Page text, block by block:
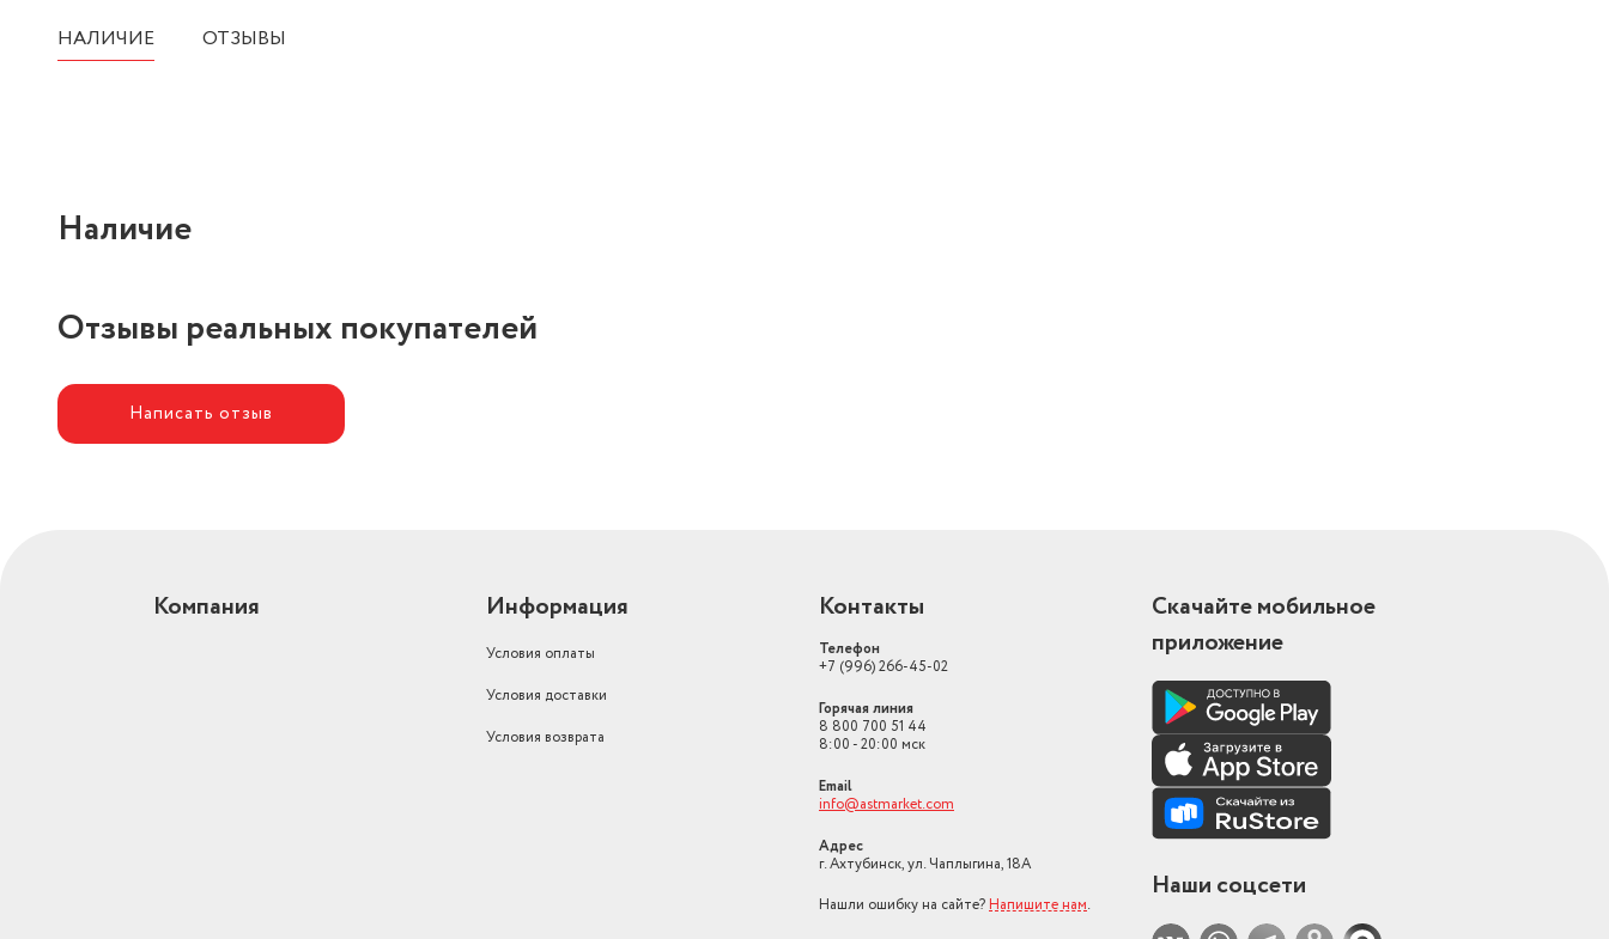
НАЛИЧИЕ ОТЗЫВЫ
Наличие
Отзывы реальных покупателей
Написать отзыв
Компания Информация
Условия оплаты
Условия доставки
Условия возврата
Контакты
Телефон
+7 (996) 266-45-02
Горячая линия
8 800 700 51 44
8:00 - 20:00 мск
Email
info@astmarket.com
Адрес
г. Ахтубинск, ул. Чаплыгина, 18А
Нашли ошибку на сайте? Напишите нам.
Скачайте мобильное
приложение
Наши соцсети